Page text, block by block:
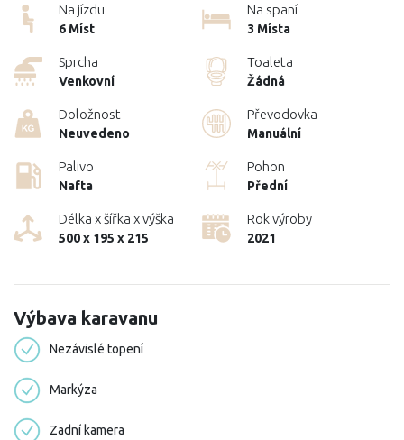
Na jízdu
6 Míst
Na spaní
3 Místa
Sprcha
Venkovní
Toaleta
Žádná
Doložnost
Neuvedeno
Převodovka
Manuální
Palivo
Nafta
Pohon
Přední
Délka x šířka x výška
500 x 195 x 215
Rok výroby
2021
Výbava karavanu
Nezávislé topení
Markýza
Zadní kamera